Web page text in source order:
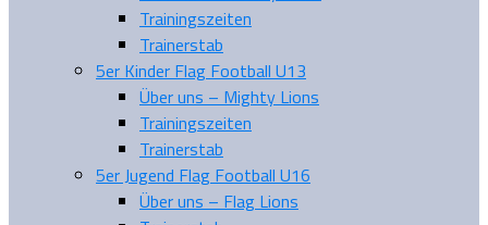
Trainingszeiten
Trainerstab
5er Kinder Flag Football U13
Über uns – Mighty Lions
Trainingszeiten
Trainerstab
5er Jugend Flag Football U16
Über uns – Flag Lions